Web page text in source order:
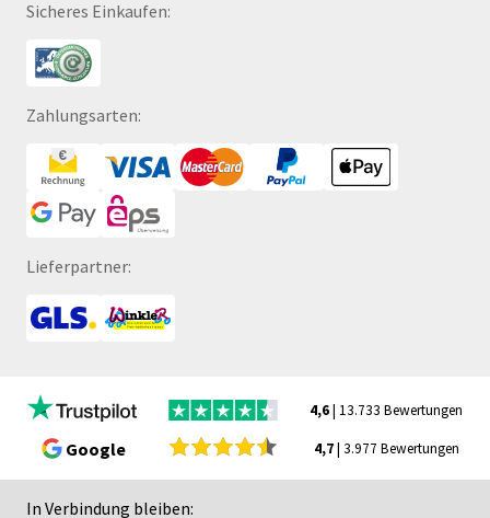
Sicheres Einkaufen:
Zahlungsarten:
Lieferpartner:
4,6| 13.733 Bewertungen
Google 4,7| 3.977 Bewertungen
In Verbindung bleiben: